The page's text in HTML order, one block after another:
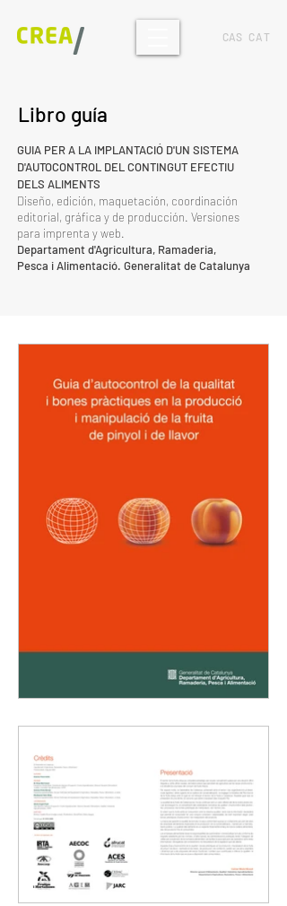
CAS CAT
Libro guía
GUIA PER A LA IMPLANTACIÓ D'UN SISTEMA
D'AUTOCONTROL DEL CONTINGUT EFECTIU
DELS ALIMENTS
Diseño, edición, maquetación, coordinación
editorial, gráfica y de producción. Versiones
para imprenta y web.
Departament d'Agricultura, Ramaderia,
Pesca i Alimentació. Generalitat de Catalunya